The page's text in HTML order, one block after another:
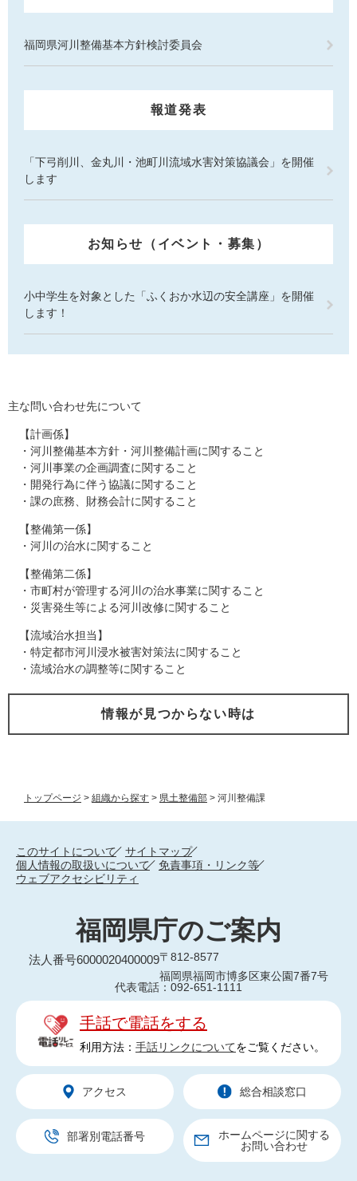
トップページ > 組織から探す > 県土整備部 > 河川整備課
福岡県河川整備基本方針検討委員会
報道発表
「下弓削川、金丸川・池町川流域水害対策協議会」を開催
します
お知らせ（イベント・募集）
小中学生を対象とした「ふくおか水辺の安全講座」を開催
します！
主な問い合わせ先について
【計画係】
・河川整備基本方針・河川整備計画に関すること
・河川事業の企画調査に関すること
・開発行為に伴う協議に関すること
・課の庶務、財務会計に関すること
【整備第一係】
・河川の治水に関すること
【整備第二係】
・市町村が管理する河川の治水事業に関すること
・災害発生等による河川改修に関すること
【流域治水担当】
​・特定都市河川浸水被害対策法に関すること
​・流域治水の調整等に関すること
情報が見つからない時は
このサイトについて
サイトマップ
個人情報の取扱いについて
免責事項・リンク等
ウェブアクセシビリティ
福岡県庁のご案内
法人番号6000020400009〒812-8577
福岡県福岡市博多区東公園7番7号
代表電話：092-651-1111
手話で電話をする
利用方法： 手話リンクについてをご覧ください。
アクセス 総合相談窓口
部署別電話番号
ホームページに関する
お問い合わせ